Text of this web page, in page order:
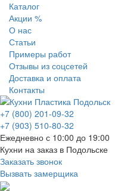
Каталог
Акции %
О нас
Статьи
Примеры работ
Отзывы из соцсетей
Доставка и оплата
Контакты
+7 (800) 201-09-32
+7 (903) 510-80-32
Ежедневно с 10:00 до 19:00
Кухни на заказ в Подольске
Заказать звонок
Вызвать замерщика